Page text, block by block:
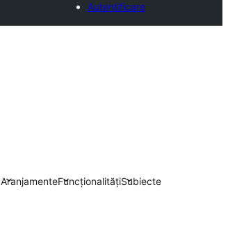
Autentificare
AranjamenteFuncționalitățiSubiecte